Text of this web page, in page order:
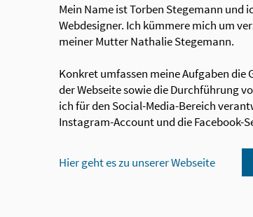
Mein Name ist Torben Stegemann und
Webdesigner. Ich kümmere mich um
meiner Mutter Nathalie Stegemann.
Konkret umfassen meine Aufgaben
der Webseite sowie die Durchführung
ich für den Social-Media-Bereich
Instagram-Account und die Facebook-
Hier geht es zu unserer Webseite